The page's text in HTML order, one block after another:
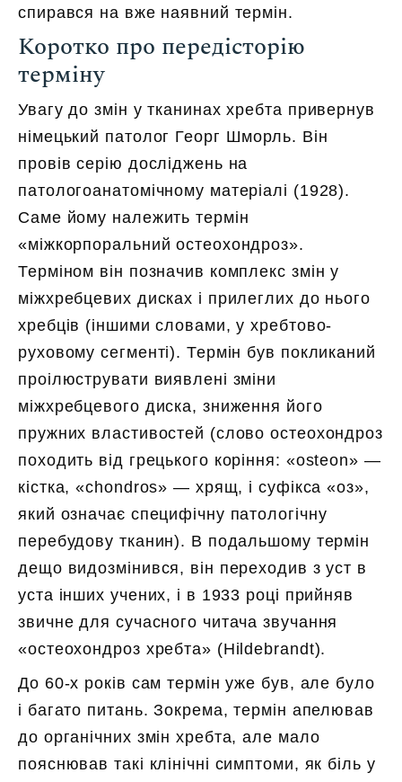
спирався на вже наявний термін.
Коротко про передісторію
терміну
Увагу до змін у тканинах хребта привернув
німецький патолог Георг Шморль. Він
провів серію досліджень на
патологоанатомічному матеріалі (1928).
Саме йому належить термін
«міжкорпоральний остеохондроз».
Терміном він позначив комплекс змін у
міжхребцевих дисках і прилеглих до нього
хребців (іншими словами, у хребтово-
руховому сегменті). Термін був покликаний
проілюструвати виявлені зміни
міжхребцевого диска, зниження його
пружних властивостей (слово остеохондроз
походить від грецького коріння: «osteon» —
кістка, «chondros» — хрящ, і суфікса «оз»,
який означає специфічну патологічну
перебудову тканин). В подальшому термін
дещо видозмінився, він переходив з уст в
уста інших учених, і в 1933 році прийняв
звичне для сучасного читача звучання
«остеохондроз хребта» (Hildebrandt).
До 60-х років сам термін уже був, але було
і багато питань. Зокрема, термін апелював
до органічних змін хребта, але мало
пояснював такі клінічні симптоми, як біль у